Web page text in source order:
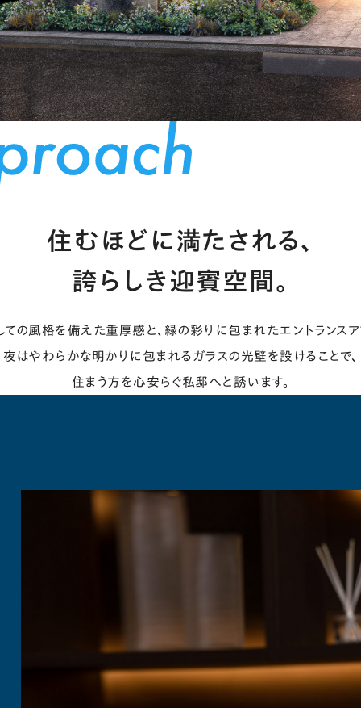
住むほどに満たされる、
誇らしき迎賓空間。
ての風格を備えた重厚感と、 緑の彩りに包まれたエントランスア
夜はやわらかな明かりに包まれるガラスの光壁を設けることで、
住まう方を心安らぐ私邸へと誘います。